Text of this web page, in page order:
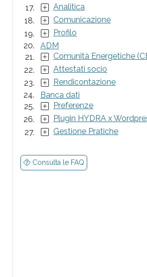
Analitica
Comunicazione
Profilo
ADM
Comunità Energetiche
Attestati socio
Rendicontazione
Banca dati
Preferenze
Plugin HYDRA x
Gestione Pratiche
Consulta le FAQ